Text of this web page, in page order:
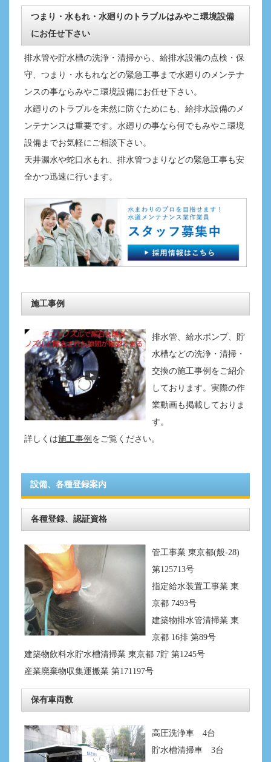
つまり・水もれ・水廻りのトラブルはみやこ環境設備
にお任せ下さい
排水管や貯水槽の洗浄・清掃から、給排水設備の点検・保
守、つまり・水もれなどの緊急工事まで水廻りのメンテナ
ンスの事ならみやこ環境設備にお任せ下さい。
水廻りのトラブルを未然に防ぐためにも、給排水設備のメ
ンテナンスは重要です。水廻りの事なら何でもみやこ環境
設備までお気軽にご相談下さい。
天井漏水や蛇口水もれ、排水管つまりなどの緊急工事も安
全かつ迅速に行います。
施工事例
排水管、給水ポンプ、貯
水槽などの洗浄・清掃・
交換の施工事例をご紹介
しております。実際の作
業動画も掲載しておりま
す。
詳しくは施工事例 をご覧ください。
設備、各種登録案内
各種登録、認証資格
管工事業 東京都(般-28)
第125713号
指定給水装置工事業 東
京都 7493号
建築物排水管清掃業 東
京都 16排 第89号
建築物飲料水貯水槽清掃業 東京都 7貯 第1245号
産業廃棄物収集運搬業 第171197号
保有車両数
高圧洗浄車 4台
貯水槽清掃車 3台